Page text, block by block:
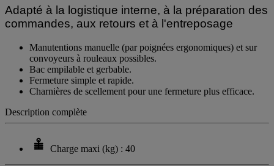
Adapté à la logistique interne, à la préparation des
commandes, aux retours et à l'entreposage
Manutentions manuelle (par poignées ergonomiques) et sur
convoyeurs à rouleaux possibles.
Bac empilable et gerbable.
Fermeture simple et rapide.
Charnières de scellement pour une fermeture plus efficace.
Description complète
Charge maxi (kg) : 40